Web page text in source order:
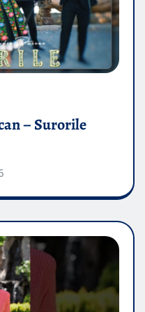
– Surorile